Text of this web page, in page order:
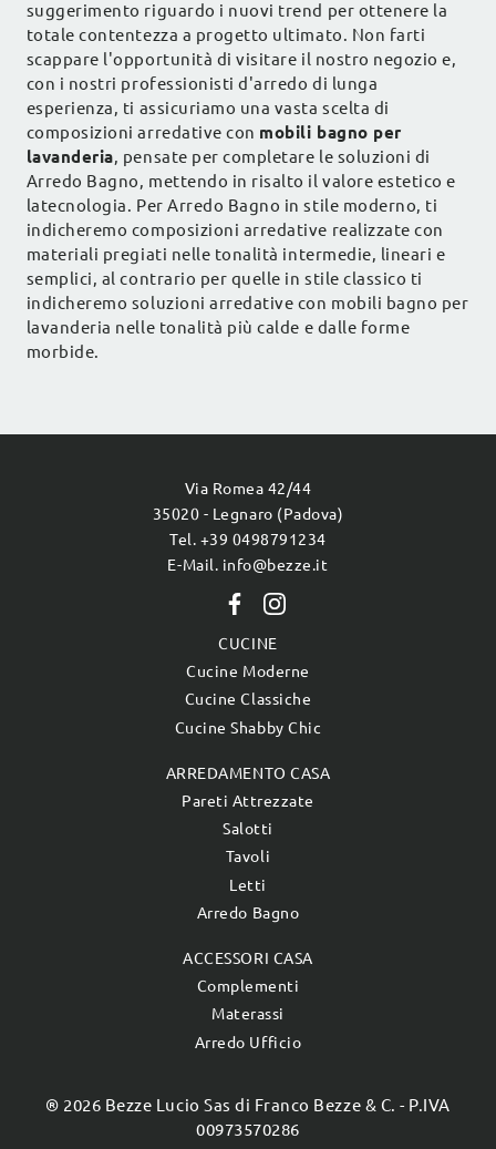
suggerimento riguardo i nuovi trend per ottenere la
totale contentezza a progetto ultimato. Non farti
scappare l'opportunità di visitare il nostro negozio e,
con i nostri professionisti d'arredo di lunga
esperienza, ti assicuriamo una vasta scelta di
composizioni arredative con mobili bagno per
lavanderia, pensate per completare le soluzioni di
Arredo Bagno, mettendo in risalto il valore estetico e
latecnologia. Per Arredo Bagno in stile moderno, ti
indicheremo composizioni arredative realizzate con
materiali pregiati nelle tonalità intermedie, lineari e
semplici, al contrario per quelle in stile classico ti
indicheremo soluzioni arredative con mobili bagno per
lavanderia nelle tonalità più calde e dalle forme
morbide.
Via Romea 42/44
35020 - Legnaro (Padova)
Tel. +39 0498791234
E-Mail. info@bezze.it
CUCINE
Cucine Moderne
Cucine Classiche
Cucine Shabby Chic
ARREDAMENTO CASA
Pareti Attrezzate
Salotti
Tavoli
Letti
Arredo Bagno
ACCESSORI CASA
Complementi
Materassi
Arredo Ufficio
® 2026 Bezze Lucio Sas di Franco Bezze & C. - P.IVA
00973570286